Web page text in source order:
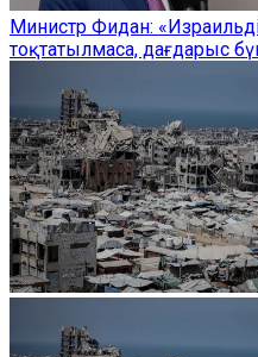
Министр Фидан:
тоқтатылмаса, дағдарыс